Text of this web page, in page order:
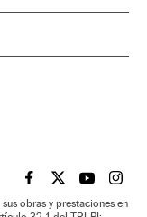
EL PAÍS BRASIL EN
EL PAÍSEL PAÍS
EL
obras y prestaciones en